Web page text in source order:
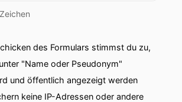
des Formulars stimmst du zu,
"Name oder Pseudonym"
und öffentlich angezeigt werden
keine IP-Adressen oder andere